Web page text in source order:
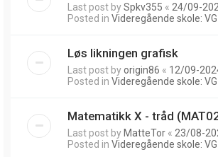
Last post bySpkv355 « 24/09-
Posted in Videregående skole:
Løs likningen grafisk
Last post byorigin86 « 12/09-
Posted in Videregående skole:
Matematikk X - tråd
Last post by MatteTor « 23/08-
Posted in Videregående skole: